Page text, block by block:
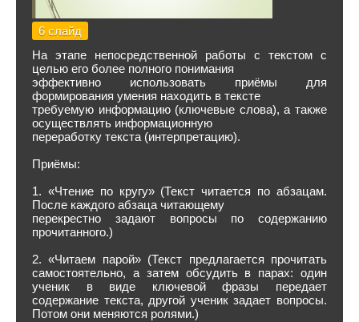
6 слайд
На этапе непосредственной работы с текстом с
целью его более полного понимания
эффективно использовать приёмы для
формирования умения находить в тексте
требуемую информацию (ключевые слова), а также
осуществлять информационную
переработку текста (интерпретацию).
Приёмы:
1. «Чтение по кругу» (Текст читается по абзацам.
После каждого абзаца читающему
перекрестно задают вопросы по содержанию
прочитанного.)
2. «Читаем парой» (Текст предлагается прочитать
самостоятельно, а затем обсудить в парах: один
ученик в виде ключевой фразы передает
содержание текста, другой ученик задает вопросы.
Потом они меняются ролями.)